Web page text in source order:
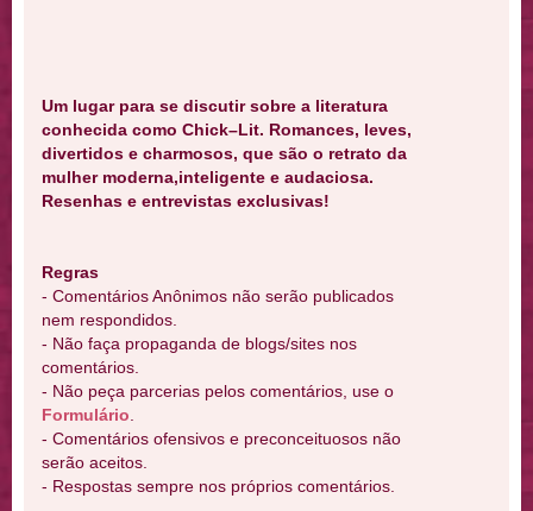
Um lugar para se discutir sobre a literatura
conhecida como Chick–Lit. Romances, leves,
divertidos e charmosos, que são o retrato da
mulher moderna,inteligente e audaciosa.
Resenhas e entrevistas exclusivas!
Regras
- Comentários Anônimos não serão publicados
nem respondidos.
- Não faça propaganda de blogs/sites nos
comentários.
- Não peça parcerias pelos comentários, use o
Formulário.
- Comentários ofensivos e preconceituosos não
serão aceitos.
- Respostas sempre nos próprios comentários.